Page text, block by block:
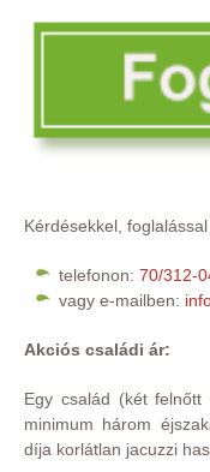
Kérdésekkel,
telefonon: 70/312-
vagy e-mailben:
Akciós családi ár:
Egy család (két
minimum három
díja korlátlan jacuzzi